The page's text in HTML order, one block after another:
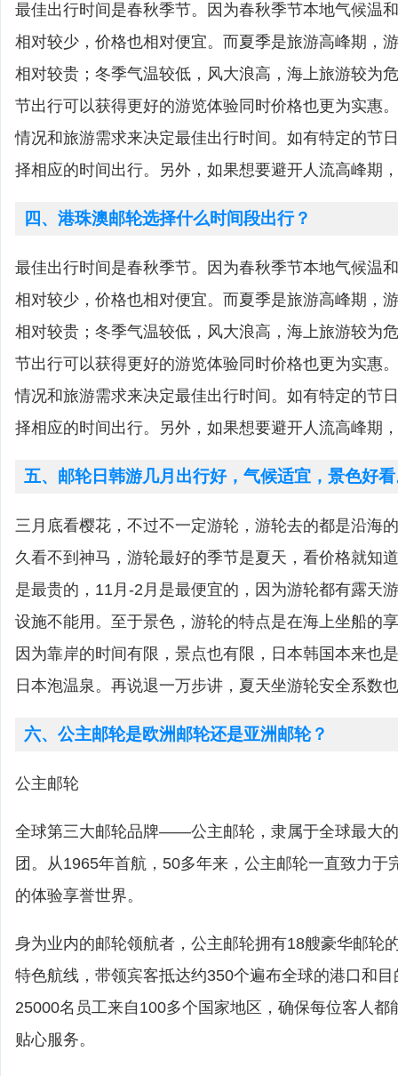
最佳出行时间是春秋季节。因为春秋季节本地气候温
相对较少，价格也相对便宜。而夏季是旅游高峰期，
相对较贵；冬季气温较低，风大浪高，海上旅游较为
节出行可以获得更好的游览体验同时价格也更为实惠
情况和旅游需求来决定最佳出行时间。如有特定的节
择相应的时间出行。另外，如果想要避开人流高峰期
四、港珠澳邮轮选择什么时间段出行？
最佳出行时间是春秋季节。因为春秋季节本地气候温
相对较少，价格也相对便宜。而夏季是旅游高峰期，
相对较贵；冬季气温较低，风大浪高，海上旅游较为
节出行可以获得更好的游览体验同时价格也更为实惠
情况和旅游需求来决定最佳出行时间。如有特定的节
择相应的时间出行。另外，如果想要避开人流高峰期
五、邮轮日韩游几月出行好，气候适宜，景色好
三月底看樱花，不过不一定游轮，游轮去的都是沿海
久看不到神马，游轮最好的季节是夏天，看价格就知
是最贵的，11月-2月是最便宜的，因为游轮都有露天
设施不能用。至于景色，游轮的特点是在海上坐船的
因为靠岸的时间有限，景点也有限，日本韩国本来也
日本泡温泉。再说退一万步讲，夏天坐游轮安全系数
六、公主邮轮是欧洲邮轮还是亚洲邮轮？
公主邮轮
全球第三大邮轮品牌——公主邮轮，隶属于全球最大
团。从1965年首航，50多年来，公主邮轮一直致力于
的体验享誉世界。
身为业内的邮轮领航者，公主邮轮拥有18艘豪华邮轮
特色航线，带领宾客抵达约350个遍布全球的港口和
25000名员工来自100多个国家地区，确保每位客人都
贴心服务。